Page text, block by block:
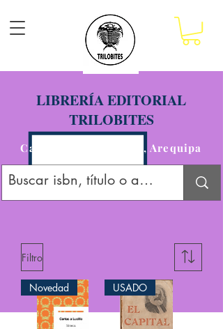
LIBRERÍA EDITORIAL
TRILOBITES
Calle San Agustín 201, Arequipa
Filtro
Novedad USADO